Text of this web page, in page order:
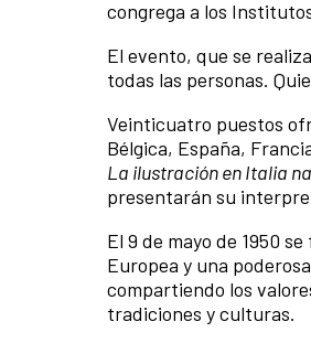
congrega a los
El evento, que se
todas las personas.
Veinticuatro puestos
Bélgica, España,
La ilustración en Italia
presentarán su
El 9 de mayo de 1950
Europea y una
compartiendo los
tradiciones y culturas.